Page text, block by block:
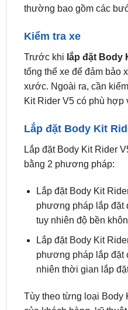
thường bao gồm các
Kiểm tra xe
Trước khi lắp đặt Body
tổng thể xe để đảm bảo
xước. Ngoài ra, cần
Kit Rider V5 có phù hợp
Lắp đặt Body Kit
Lắp đặt Body Kit Rider
bằng 2 phương pháp:
Lắp đặt Body Kit
phương pháp lắp đặt
tuy nhiên độ bền
Lắp đặt Body Kit
phương pháp lắp đặt
nhiên thời gian lắp
Tùy theo từng loại Body